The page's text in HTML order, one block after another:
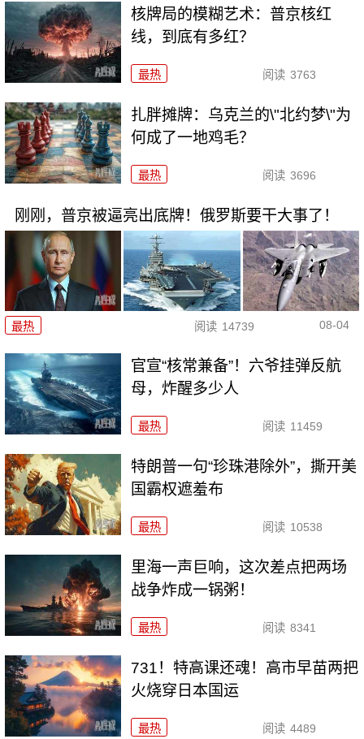
核牌局的模糊艺术：普京核红
线，到底有多红？
最热 阅读 3763
扎胖摊牌：乌克兰的\"北约梦\"为
何成了一地鸡毛？
最热 阅读 3696
刚刚，普京被逼亮出底牌！俄罗斯要干大事了！
最热 阅读 14739 08-04
官宣“核常兼备”！六爷挂弹反航
母，炸醒多少人
最热 阅读 11459
特朗普一句“珍珠港除外”，撕开美
国霸权遮羞布
最热 阅读 10538
里海一声巨响，这次差点把两场
战争炸成一锅粥！
最热 阅读 8341
731！特高课还魂！高市早苗两把
火烧穿日本国运
最热 阅读 4489